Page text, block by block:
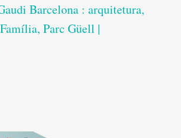
Barcelona : arquitetura,
Parc Güell |